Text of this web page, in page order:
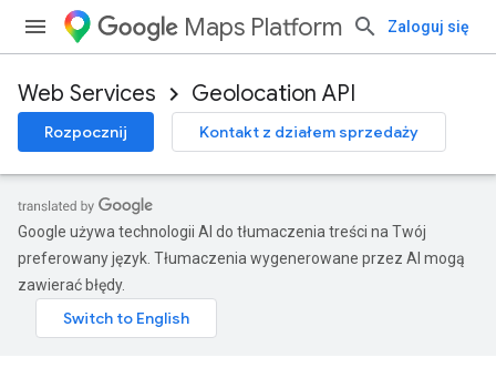
Maps Platform Zaloguj się
Web Services Geolocation API
Rozpocznij Kontakt z działem sprzedaży
Google używa technologii AI do tłumaczenia treści na Twój
preferowany język. Tłumaczenia wygenerowane przez AI mogą
zawierać błędy.